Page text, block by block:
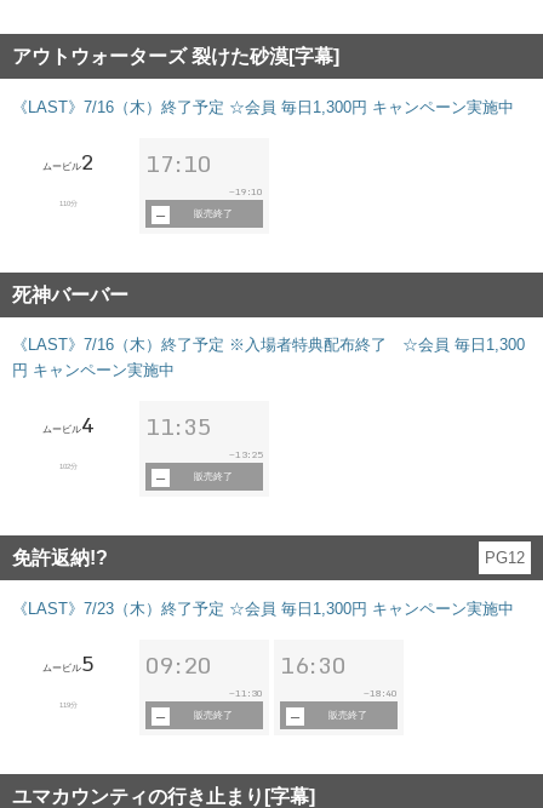
アウトウォーターズ 裂けた砂漠[字幕]
《LAST》7/16（木）終了予定 ☆会員 毎日1,300円 キャンペーン実施中
ムービル2
110分
17:10
~ 19:10
販売終了
死神バーバー
《LAST》7/16（木）終了予定 ※入場者特典配布終了 ☆会員 毎日1,300
円 キャンペーン実施中
ムービル4
102分
11:35
~13:25
販売終了
免許返納!? PG12
《LAST》7/23（木）終了予定 ☆会員 毎日1,300円 キャンペーン実施中
ムービル5
119分
09:20
~11:30
販売終了
16:30
~18:40
販売終了
ユマカウンティの行き止まり[字幕]